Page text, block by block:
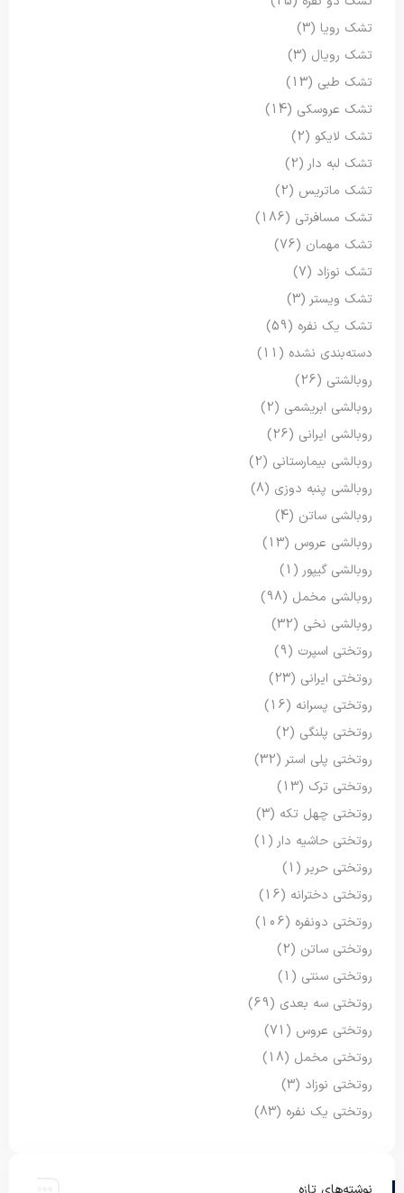
تشک رویا (3)
تشک رویال (3)
تشک طبی (13)
تشک عروسکی (14)
تشک لایکو (2)
تشک لبه دار (2)
تشک ماتریس (2)
تشک مسافرتی (186)
تشک مهمان (76)
تشک نوزاد (7)
تشک ویستر (3)
تشک یک نفره (59)
دسته‌بندی نشده (11)
روبالشتی (26)
روبالشی ابریشمی (2)
روبالشی ایرانی (26)
روبالشی بیمارستانی (2)
روبالشی پنبه دوزی (8)
روبالشی ساتن (4)
روبالشی عروس (13)
روبالشی گیپور (1)
روبالشی مخمل (98)
روبالشی نخی (32)
روتختی اسپرت (9)
روتختی ایرانی (23)
روتختی پسرانه (16)
روتختی پلنگی (2)
روتختی پلی استر (32)
روتختی ترک (13)
روتختی چهل تکه (3)
روتختی حاشیه دار (1)
روتختی حریر (1)
روتختی دخترانه (16)
روتختی دونفره (106)
روتختی ساتن (2)
روتختی سنتی (1)
روتختی سه بعدی (69)
روتختی عروس (71)
روتختی مخمل (18)
روتختی نوزاد (3)
روتختی یک نفره (83)